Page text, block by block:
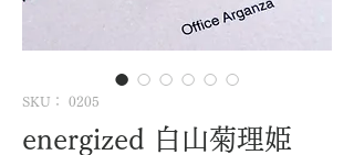
SKU： 0205
energized 白山菊理姫